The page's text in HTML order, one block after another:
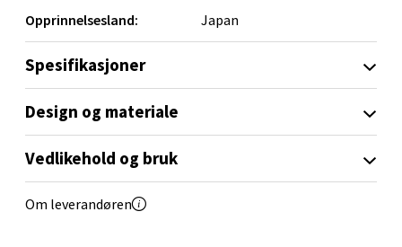
Opprinnelsesland:
Japan
Spesifikasjoner
Design og materiale
Vedlikehold og bruk
Om leverandøren
Narvik - Thon Senter Malmporten
Bolagsgata 1, 8514 Narvik
Åpent i dag 10-20